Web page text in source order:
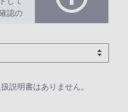
認の
説明書はありません。